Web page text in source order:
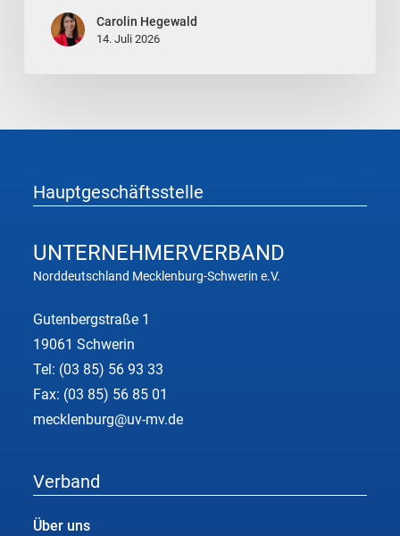
Kryptowährungen
Carolin Hegewald
14. Juli 2026
Hauptgeschäftsstelle
UNTERNEHMERVERBAND
Norddeutschland Mecklenburg-Schwerin e.V.
Gutenbergstraße 1
19061 Schwerin
Tel: (03 85) 56 93 33
Fax: (03 85) 56 85 01
mecklenburg@uv-mv.de
Verband
Über uns